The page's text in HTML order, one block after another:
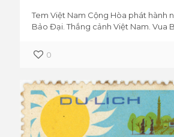
Tem Việt Nam Cộng Hòa phát hành
Bảo Đại. Thắng cảnh Việt Nam. Vua
0